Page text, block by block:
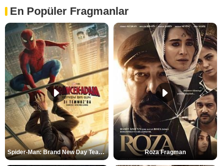
En Popüler Fragmanlar
Spider-Man: Brand New Day Teaser Roza Fragman